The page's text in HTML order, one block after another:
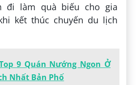
đi làm quà biếu cho gia
kết thúc chuyến du lịch
9 Quán Nướng Ngon Ở
Nhất Bản Phố